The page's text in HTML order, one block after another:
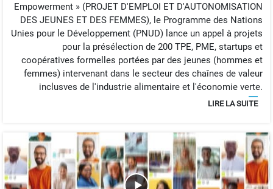
Empowerment » (PROJET D'EMPLOI ET D'AUTONOMISATION
DES JEUNES ET DES FEMMES), le Programme des Nations
Unies pour le Développement (PNUD) lance un appel à projets
pour la présélection de 200 TPE, PME, startups et
coopératives formelles portées par des jeunes (hommes et
femmes) intervenant dans le secteur des chaînes de valeur
inclusves de l'industrie alimentaire et l'économie verte.
LIRE LA SUITE